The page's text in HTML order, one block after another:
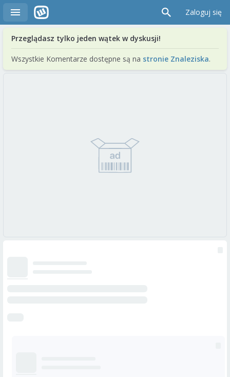
Zaloguj się
Przeglądasz tylko jeden wątek w dyskusji!
Wszystkie Komentarze dostępne są na stronie Znaleziska.